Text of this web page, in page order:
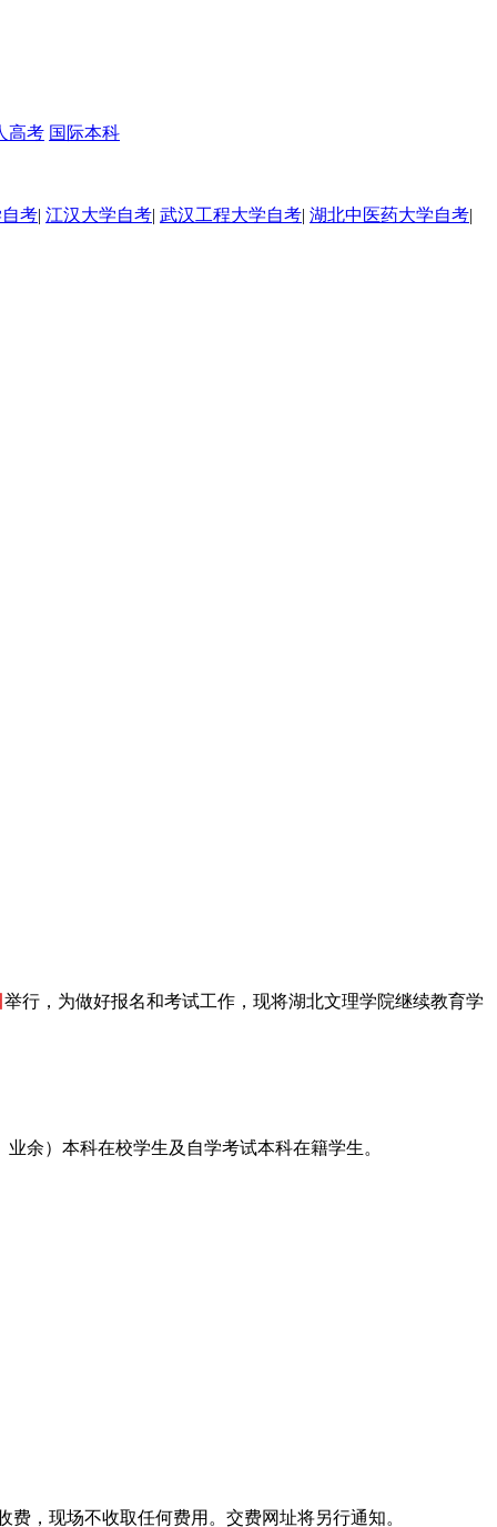
高考 国际本科
考| 江汉大学自考| 武汉工程大学自考| 湖北中医药大学自考|
举行，为做好报名和考试工作，现将湖北文理学院继续教育学
余）本科在校学生及自学考试本科在籍学生。
费，现场不收取任何费用。交费网址将另行通知。